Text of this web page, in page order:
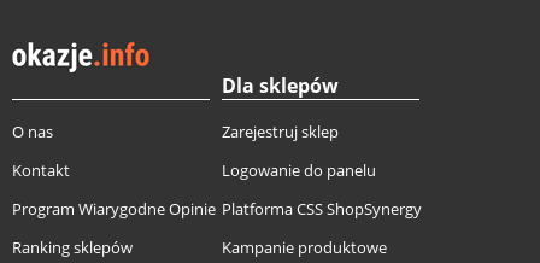
O nas
Kontakt
Program Wiarygodne Opinie
Ranking sklepów
Dla sklepów
Zarejestruj sklep
Logowanie do panelu
Platforma CSS ShopSynergy
Kampanie produktowe